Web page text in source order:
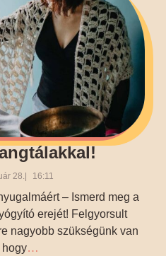
28. 16:11
– Ismerd meg a
erejét! Felgyorsult
nagyobb szükségünk van
hogy…